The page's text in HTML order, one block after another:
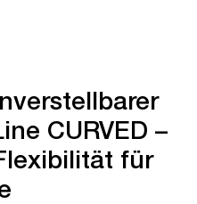
CURVED –
für